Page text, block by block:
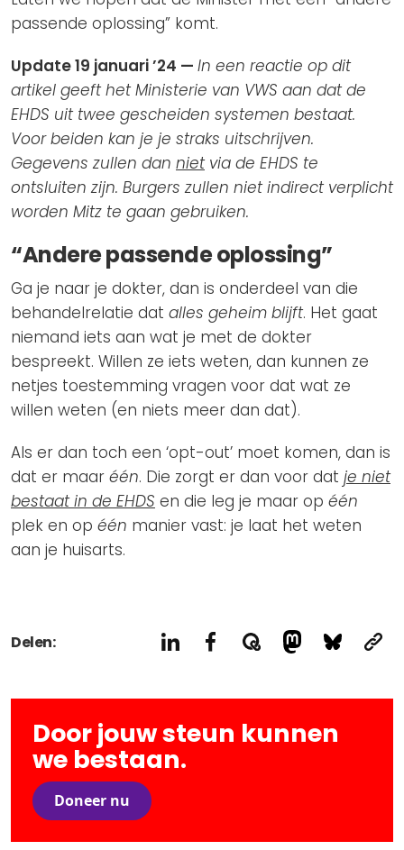
passende oplossing” komt.
Update 19 januari ’24 — In een reactie op dit
artikel geeft het Ministerie van VWS aan dat de
EHDS uit twee gescheiden systemen bestaat.
Voor beiden kan je je straks uitschrijven.
Gegevens zullen dan nietvia de EHDS te
ontsluiten zijn. Burgers zullen niet indirect verplicht
worden Mitz te gaan gebruiken.
“Andere passende oplossing”
Ga je naar je dokter, dan is onderdeel van die
behandelrelatie dat alles geheim blijft. Het gaat
niemand iets aan wat je met de dokter
bespreekt. Willen ze iets weten, dan kunnen ze
netjes toestemming vragen voor dat wat ze
willen weten (en niets meer dan dat).
Als er dan toch een ‘opt-out’ moet komen, dan is
dat er maar één. Die zorgt er dan voor dat je niet
bestaat in de EHDS en die leg je maar op één
plek en op één manier vast: je laat het weten
aan je huisarts.
Delen:
Door jouw steun kunnen
we bestaan.
Doneer nu